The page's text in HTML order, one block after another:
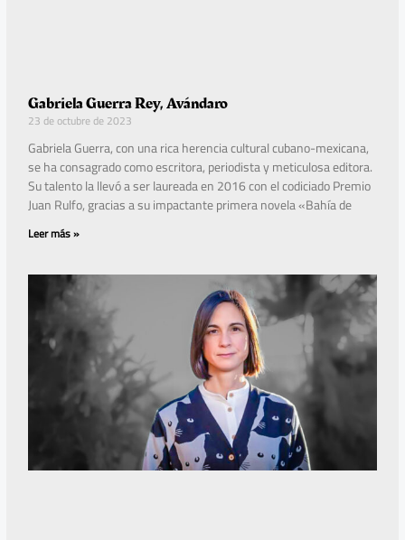
Gabriela Guerra Rey, Avándaro
23 de octubre de 2023
Gabriela Guerra, con una rica herencia cultural cubano-mexicana,
se ha consagrado como escritora, periodista y meticulosa editora.
Su talento la llevó a ser laureada en 2016 con el codiciado Premio
Juan Rulfo, gracias a su impactante primera novela «Bahía de
Leer más »